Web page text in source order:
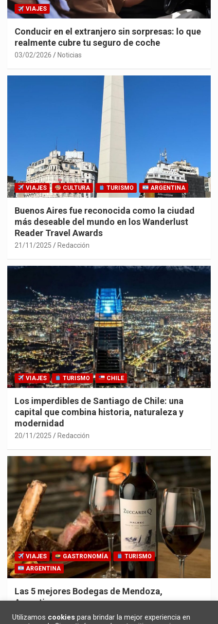
VIAJES
Conducir en el extranjero sin sorpresas: lo que
realmente cubre tu seguro de coche
03/02/2026 Noticias
VIAJES CULTURA TURISMO ARGENTINA
Buenos Aires fue reconocida como la ciudad
más deseable del mundo en los Wanderlust
Reader Travel Awards
21/11/2025 Redacción
VIAJES TURISMO CHILE
Los imperdibles de Santiago de Chile: una
capital que combina historia, naturaleza y
modernidad
20/11/2025 Redacción
VIAJES GASTRONOMÍA
TURISMO
ARGENTINA
Las 5 mejores Bodegas de Mendoza,
Argentina
30/10/2025 Redacción
Utilizamos cookies para brindar la mejor experiencia en